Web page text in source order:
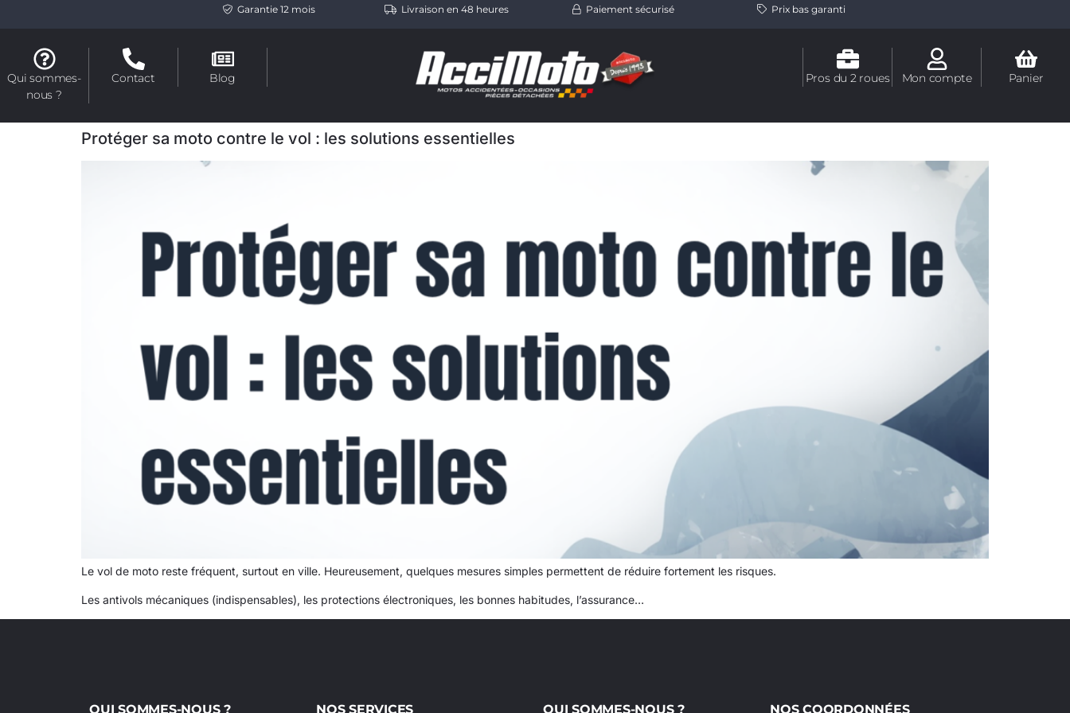
Garantie 12 mois Livraison en 48 heures Paiement sécurisé Prix bas garanti
Qui sommes-
nous ?
Contact Blog Pros du 2 roues Mon compte Panier
Protéger sa moto contre le vol : les solutions essentielles
Le vol de moto reste fréquent, surtout en ville. Heureusement, quelques mesures simples permettent de réduire fortement les risques.
Les antivols mécaniques (indispensables), les protections électroniques, les bonnes habitudes, l’assurance…
QUI SOMMES-NOUS ? NOS SERVICES QUI SOMMES-NOUS ? NOS COORDONNÉES